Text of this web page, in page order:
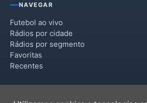
NAVEGAR
Futebol ao vivo
Rádios por cidade
Rádios por segmento
Favoritas
Recentes